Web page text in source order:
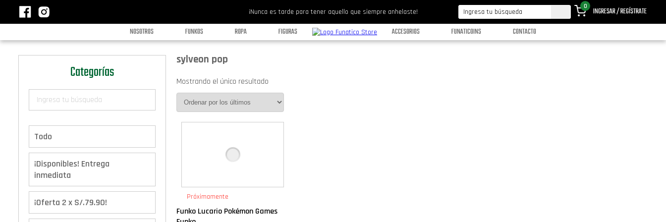
¡Nunca es tarde para tener aquello que siempre anhelaste!
0
INGRESAR / REGÍSTRATE
NOSOTROS
FUNKOS ROPA FIGURAS ACCESORIOS FUNATICOINS CONTACTO
Categorías
Todo
¡Disponibles! Entrega
inmediata
¡Oferta 2 x S/.79.90!
sylveon pop
Mostrando el único resultado
Próximamente
Funko Lucario Pokémon Games